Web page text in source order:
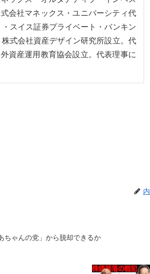
会社マネックス・ユニバーシティ代
スイス証券プライベート・バンキン
式会社資産デザイン研究所設立。代
資産運用教育協会設立。代表理事に
ちゃんの党」から脱却できるか